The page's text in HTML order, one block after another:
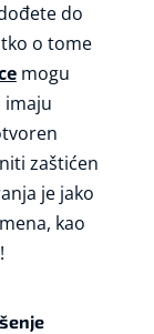
do
o tome
mogu
imaju
zaštićen
je jako
kao